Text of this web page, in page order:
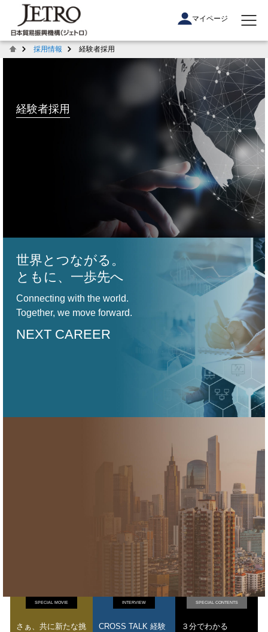
マイページ
採用情報 経験者採用
経験者採用
世界とつながる。
ともに、一歩先へ
Connecting with the world.
Together, we move forward.
NEXT CAREER
SPECIAL MOVIE
さぁ、共に新たな挑
INTERVIEW
CROSS TALK 経験
SPECIAL CONTENTS
３分でわかる